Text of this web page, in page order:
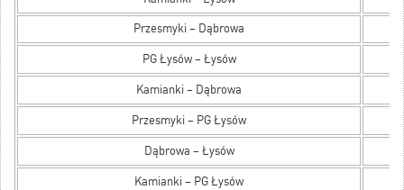
Przesmyki – Dąbrowa
PG Łysów – Łysów
Kamianki – Dąbrowa
Przesmyki – PG Łysów
Dąbrowa – Łysów
Kamianki – PG Łysów